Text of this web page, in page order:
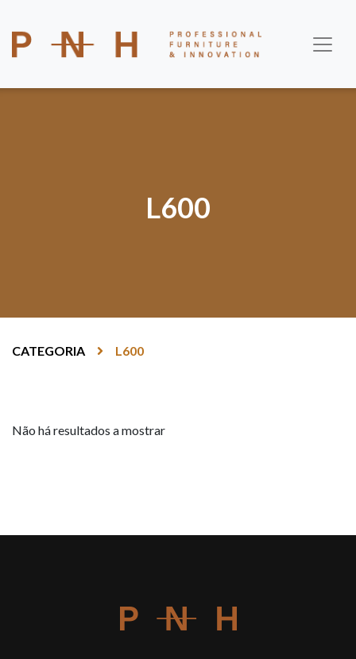
L600
CATEGORIA L600
Não há resultados a mostrar